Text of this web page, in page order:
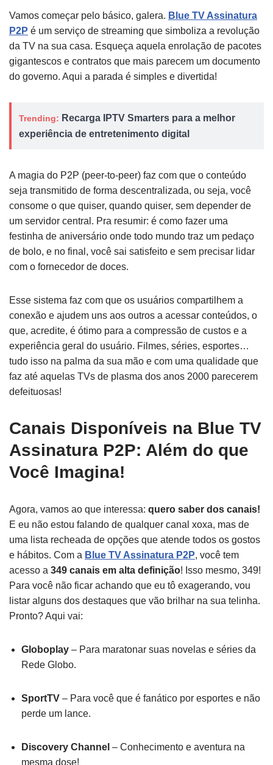
Vamos começar pelo básico, galera. Blue TV Assinatura
P2P é um serviço de streaming que simboliza a revolução
da TV na sua casa. Esqueça aquela enrolação de pacotes
gigantescos e contratos que mais parecem um documento
do governo. Aqui a parada é simples e divertida!
Trending: Recarga IPTV Smarters para a melhor
experiência de entretenimento digital
A magia do P2P (peer-to-peer) faz com que o conteúdo
seja transmitido de forma descentralizada, ou seja, você
consome o que quiser, quando quiser, sem depender de
um servidor central. Pra resumir: é como fazer uma
festinha de aniversário onde todo mundo traz um pedaço
de bolo, e no final, você sai satisfeito e sem precisar lidar
com o fornecedor de doces.
Esse sistema faz com que os usuários compartilhem a
conexão e ajudem uns aos outros a acessar conteúdos, o
que, acredite, é ótimo para a compressão de custos e a
experiência geral do usuário. Filmes, séries, esportes…
tudo isso na palma da sua mão e com uma qualidade que
faz até aquelas TVs de plasma dos anos 2000 parecerem
defeituosas!
Canais Disponíveis na Blue TV
Assinatura P2P: Além do que
Você Imagina!
Agora, vamos ao que interessa: quero saber dos canais!
E eu não estou falando de qualquer canal xoxa, mas de
uma lista recheada de opções que atende todos os gostos
e hábitos. Com a Blue TV Assinatura P2P, você tem
acesso a 349 canais em alta definição! Isso mesmo, 349!
Para você não ficar achando que eu tô exagerando, vou
listar alguns dos destaques que vão brilhar na sua telinha.
Pronto? Aqui vai:
Globoplay – Para maratonar suas novelas e séries da
Rede Globo.
SportTV – Para você que é fanático por esportes e não
perde um lance.
Discovery Channel – Conhecimento e aventura na
mesma dose!